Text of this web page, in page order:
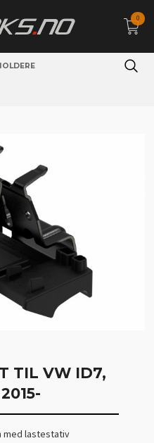
0
TIL VW ID7,
med lastestativ